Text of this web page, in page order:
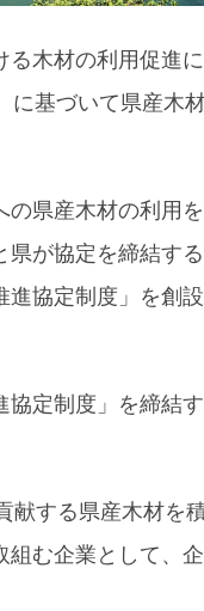
る木材の利用促進
に基づいて県産木
の県産木材の利用
県が協定を締結す
進協定制度」を創
協定制度」を締結
献する県産木材を
組む企業として、